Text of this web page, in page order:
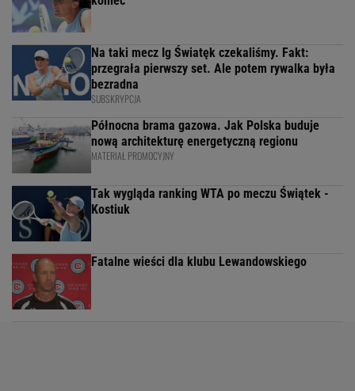
Na taki mecz Ig Światęk czekaliśmy. Fakt:
przegrała pierwszy set. Ale potem rywalka była
bezradna
SUBSKRYPCJA
Północna brama gazowa. Jak Polska buduje
nową architekturę energetyczną regionu
MATERIAŁ PROMOCYJNY
Tak wygląda ranking WTA po meczu Świątek -
Kostiuk
Fatalne wieści dla klubu Lewandowskiego